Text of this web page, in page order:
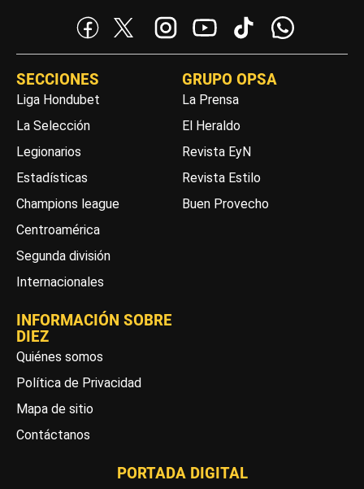
SECCIONES
Liga Hondubet
La Selección
Legionarios
Estadísticas
Champions league
Centroamérica
Segunda división
Internacionales
GRUPO OPSA
La Prensa
El Heraldo
Revista EyN
Revista Estilo
Buen Provecho
INFORMACIÓN SOBRE
DIEZ
Quiénes somos
Política de Privacidad
Mapa de sitio
Contáctanos
PORTADA DIGITAL